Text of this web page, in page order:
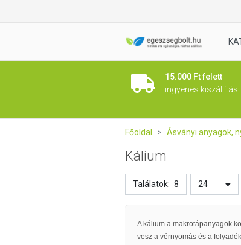
15.000 Ft felett
ingyenes kiszállítás
Főoldal Ásványi anyagok,
Kálium
Találatok: 8 24
A kálium a makrotápanyagok
vesz a vérnyomás és a